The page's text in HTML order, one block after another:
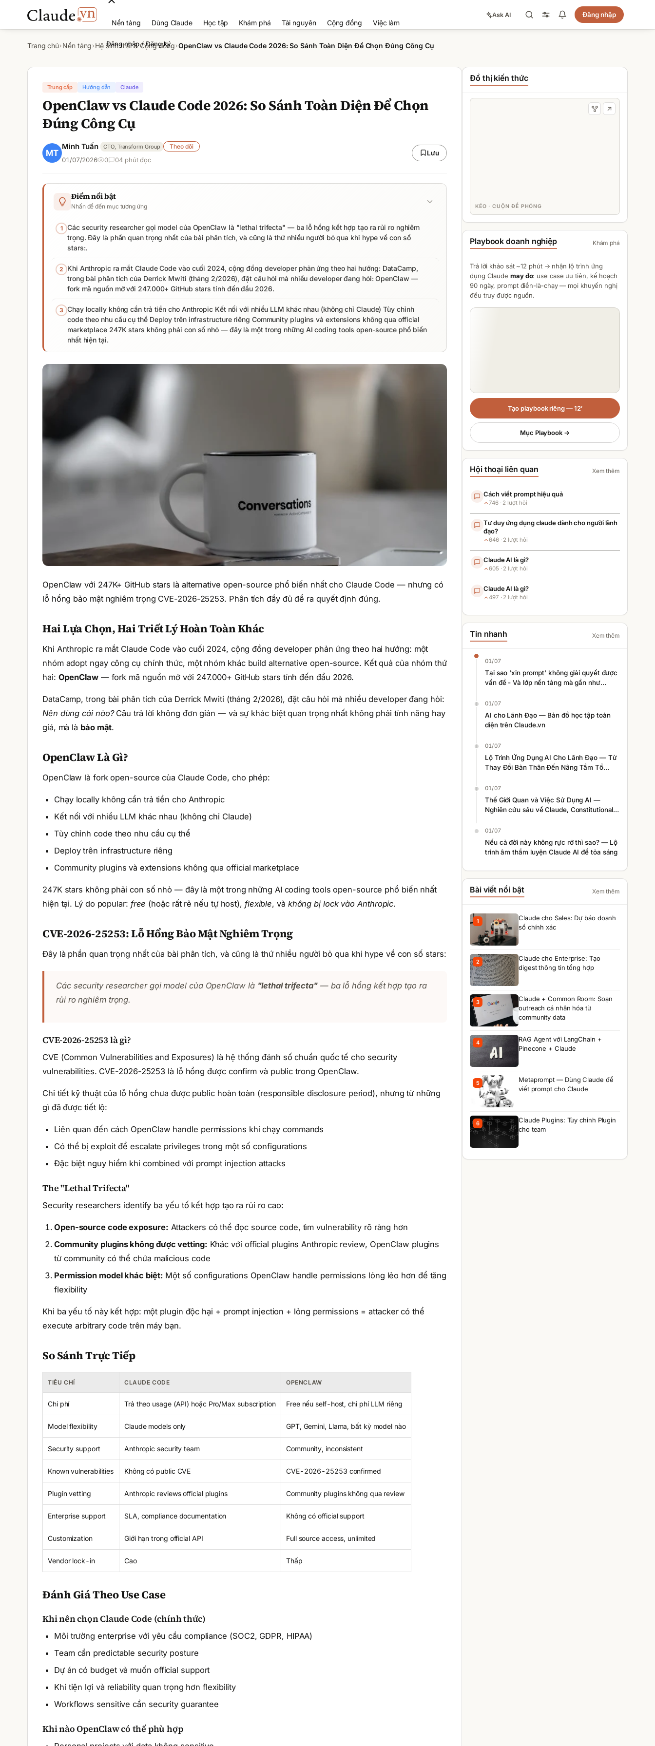
Nền tảng Dùng Claude Học tập Khám phá Tài nguyên Cộng đồng Việc làm
Đăng nhập / Đăng ký
Ask AI Đăng nhập
Trang chủ› Nền tảng › Hệ sinh thái & Cộng đồng ›OpenClaw vs Claude Code 2026: So Sánh Toàn Diện Để Chọn Đúng Công Cụ
Trung cấp Hướng dẫn Claude
OpenClaw vs Claude Code 2026: So Sánh Toàn Diện Để Chọn
Đúng Công Cụ
Minh Tuấn CTO, Transform Group Theo dõi
01/07/2026 0 04phút đọc
Lưu
Điểm nổi bật
Nhấn để đến mục tương ứng
1
Các security researcher gọi model của OpenClaw là "lethal trifecta" — ba lỗ hổng kết hợp tạo ra rủi ro nghiêm
trọng. Đây là phần quan trọng nhất của bài phân tích, và cũng là thứ nhiều người bỏ qua khi hype về con số
stars:.
2
Khi Anthropic ra mắt Claude Code vào cuối 2024, cộng đồng developer phản ứng theo hai hướng: DataCamp,
trong bài phân tích của Derrick Mwiti (tháng 2/2026), đặt câu hỏi mà nhiều developer đang hỏi: OpenClaw —
fork mã nguồn mở với 247.000+ GitHub stars tính đến đầu 2026.
3 Chạy locally không cần trả tiền cho Anthropic Kết nối với nhiều LLM khác nhau (không chỉ Claude) Tùy chỉnh
code theo nhu cầu cụ thể Deploy trên infrastructure riêng Community plugins và extensions không qua official
marketplace 247K stars không phải con số nhỏ — đây là một trong những AI coding tools open-source phổ biến
nhất hiện tại.
OpenClaw với 247K+ GitHub stars là alternative open-source phổ biến nhất cho Claude Code — nhưng có
lỗ hổng bảo mật nghiêm trọng CVE-2026-25253. Phân tích đầy đủ để ra quyết định đúng.
Hai Lựa Chọn, Hai Triết Lý Hoàn Toàn Khác
Khi Anthropic ra mắt Claude Code vào cuối 2024, cộng đồng developer phản ứng theo hai hướng: một
nhóm adopt ngay công cụ chính thức, một nhóm khác build alternative open-source. Kết quả của nhóm thứ
hai: OpenClaw— fork mã nguồn mở với 247.000+ GitHub stars tính đến đầu 2026.
DataCamp, trong bài phân tích của Derrick Mwiti (tháng 2/2026), đặt câu hỏi mà nhiều developer đang hỏi:
Nên dùng cái nào?Câu trả lời không đơn giản — và sự khác biệt quan trọng nhất không phải tính năng hay
giá, mà là bảo mật.
OpenClaw Là Gì?
OpenClaw là fork open-source của Claude Code, cho phép:
Chạy locally không cần trả tiền cho Anthropic
Kết nối với nhiều LLM khác nhau (không chỉ Claude)
Tùy chỉnh code theo nhu cầu cụ thể
Deploy trên infrastructure riêng
Community plugins và extensions không qua official marketplace
247K stars không phải con số nhỏ — đây là một trong những AI coding tools open-source phổ biến nhất
hiện tại. Lý do popular: free (hoặc rất rẻ nếu tự host), flexible, và không bị lock vào Anthropic.
CVE-2026-25253: Lỗ Hổng Bảo Mật Nghiêm Trọng
Đây là phần quan trọng nhất của bài phân tích, và cũng là thứ nhiều người bỏ qua khi hype về con số stars:
Các security researcher gọi model của OpenClaw là "lethal trifecta"— ba lỗ hổng kết hợp tạo ra
rủi ro nghiêm trọng.
CVE-2026-25253 là gì?
CVE (Common Vulnerabilities and Exposures) là hệ thống đánh số chuẩn quốc tế cho security
vulnerabilities. CVE-2026-25253 là lỗ hổng được confirm và public trong OpenClaw.
Chi tiết kỹ thuật của lỗ hổng chưa được public hoàn toàn (responsible disclosure period), nhưng từ những
gì đã được tiết lộ:
Liên quan đến cách OpenClaw handle permissions khi chạy commands
Có thể bị exploit để escalate privileges trong một số configurations
Đặc biệt nguy hiểm khi combined với prompt injection attacks
The "Lethal Trifecta"
Security researchers identify ba yếu tố kết hợp tạo ra rủi ro cao:
Open-source code exposure: Attackers có thể đọc source code, tìm vulnerability rõ ràng hơn
Community plugins không được vetting: Khác với official plugins Anthropic review, OpenClaw plugins
từ community có thể chứa malicious code
Permission model khác biệt: Một số configurations OpenClaw handle permissions lỏng lẻo hơn để tăng
flexibility
Khi ba yếu tố này kết hợp: một plugin độc hại + prompt injection + lỏng permissions = attacker có thể
execute arbitrary code trên máy bạn.
So Sánh Trực Tiếp
TIÊU CHÍ CLAUDE CODE OPENCLAW
Chi phí Trả theo usage (API) hoặc Pro/Max subscription Free nếu self-host, chi phí LLM riêng
Model flexibility Claude models only GPT, Gemini, Llama, bất kỳ model nào
Security support Anthropic security team Community, inconsistent
Known vulnerabilities Không có public CVE CVE-2026-25253 confirmed
Plugin vetting Anthropic reviews official plugins Community plugins không qua review
Enterprise support SLA, compliance documentation Không có official support
Customization Giới hạn trong official API Full source access, unlimited
Vendor lock-in Cao Thấp
Đánh Giá Theo Use Case
Khi nên chọn Claude Code (chính thức)
Môi trường enterprise với yêu cầu compliance (SOC2, GDPR, HIPAA)
Team cần predictable security posture
Dự án có budget và muốn official support
Khi tiện lợi và reliability quan trọng hơn flexibility
Workflows sensitive cần security guarantee
Khi nào OpenClaw có thể phù hợp
Đồ thị kiến thức
KÉO · CUỘN ĐỂ PHÓNG
Playbook doanh nghiệp Khám phá
Trả lời khảo sát ~12 phút → nhận lộ trình ứng
dụng Claude may đo: use case ưu tiên, kế hoạch
90 ngày, prompt điền-là-chạy — mọi khuyến nghị
đều truy được nguồn.
Tạo playbook riêng — 12′
Mục Playbook →
Hội thoại liên quan Xem thêm
Cách viết prompt hiệu quả
746· 2 lượt hỏi
Tư duy ứng dụng claude dành cho người lãnh
đạo?
646· 2 lượt hỏi
Claude AI là gì?
605 · 2 lượt hỏi
Claude AI là gì?
497 · 2 lượt hỏi
Tin nhanh Xem thêm
01/07
Tại sao 'xin prompt' không giải quyết được
vấn đề - Và lớp nền tảng mà gần như
01/07
AI cho Lãnh Đạo — Bản đồ học tập toàn
diện trên Claude.vn
01/07
Lộ Trình Ứng Dụng AI Cho Lãnh Đạo — Từ
Thay Đổi Bản Thân Đến Nâng Tầm Tổ
01/07
Thế Giới Quan và Việc Sử Dụng AI —
Nghiên cứu sâu về Claude, Constitutional
01/07
Nếu cả đời này không rực rỡ thì sao? — Lộ
trình âm thầm luyện Claude AI để tỏa sáng
Bài viết nổi bật Xem thêm
1
Claude cho Sales: Dự báo doanh
số chính xác
2
Claude cho Enterprise: Tạo
digest thông tin tổng hợp
3
Claude + Common Room: Soạn
outreach cá nhân hóa từ
community data
4
RAG Agent với LangChain +
Pinecone + Claude
5
Metaprompt — Dùng Claude để
viết prompt cho Claude
6
Claude Plugins: Tùy chỉnh Plugin
cho team